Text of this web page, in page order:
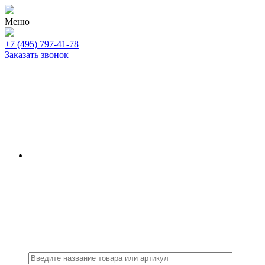
Меню
+7 (495) 797-41-78
Заказать звонок